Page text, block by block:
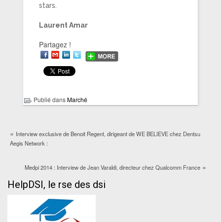
stars.
Laurent Amar
Partagez !
Publié dansMarché
« Interview exclusive de Benoit Regent, dirigeant de WE BELIEVE chez Dentsu
Aegis Network :
Medpi 2014 : Interview de Jean Varaldi, directeur chez Qualcomm France »
HelpDSI, le rse des dsi